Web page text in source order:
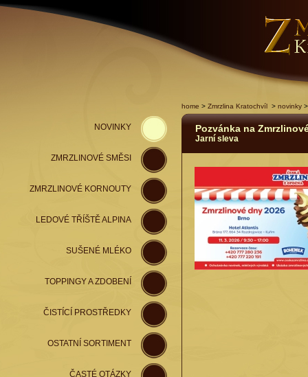
home > Zmrzlina Kratochvíl> novinky>
Pozvánka na
Jarní sleva
NOVINKY
ZMRZLINOVÉ SMĚSI
ZMRZLINOVÉ KORNOUTY
LEDOVÉ TŘÍŠTĚ ALPINA
SUŠENÉ MLÉKO
TOPPINGY A ZDOBENÍ
ČISTÍCÍ PROSTŘEDKY
OSTATNÍ SORTIMENT
ČASTÉ OTÁZKY